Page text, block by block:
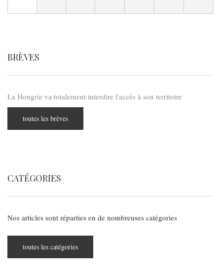
BRÈVES
La Hongrie va totalement interdire l'accès à son territoire
toutes les brèves
CATÉGORIES
Nos articles sont réparties en de nombreuses catégories
toutes les catégories